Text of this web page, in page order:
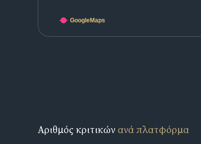
GoogleMaps
Αριθμός κριτικών ανά πλατφόρμα